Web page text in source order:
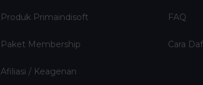
Produk Primaindisoft
Paket Membership
Afiliasi / Keagenan
FAQ
Cara